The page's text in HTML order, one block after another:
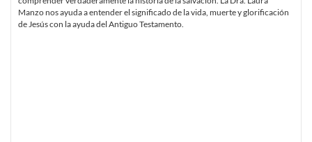
Manzo nos ayuda a entender el significado de la vida, muerte y glorificación
de Jesús con la ayuda del Antiguo Testamento.